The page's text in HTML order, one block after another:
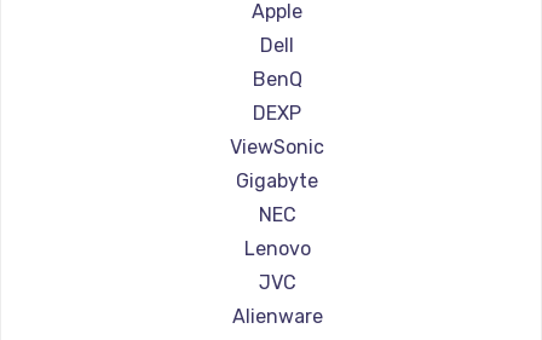
Ремонт мониторов iFFALCON
Ремонт мониторов Dahua
Apple
Dell
BenQ
DEXP
ViewSonic
Gigabyte
NEC
Lenovo
JVC
Alienware